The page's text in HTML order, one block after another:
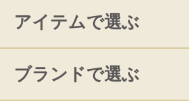
アイテムで選ぶ
ブランドで選ぶ